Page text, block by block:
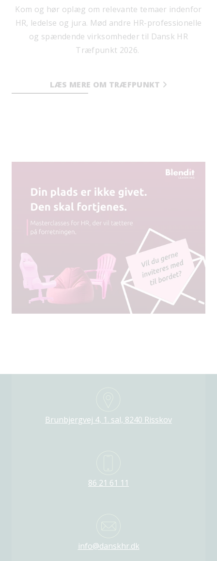
Kom og hør oplæg om relevante temaer indenfor
HR, ledelse og jura. Mød andre HR-professionelle
og spændende virksomheder til Dansk HR
Træfpunkt 2026.
LÆS MERE OM TRÆFPUNKT
Brunbjergvej 4, 1. sal, 8240 Risskov
86 21 61 11
info@danskhr.dk